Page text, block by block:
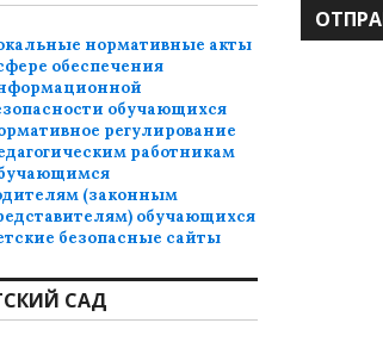
нормативные акты
обеспечения
обучающихся
регулирование
работникам
(законным
обучающихся
безопасные сайты
САД